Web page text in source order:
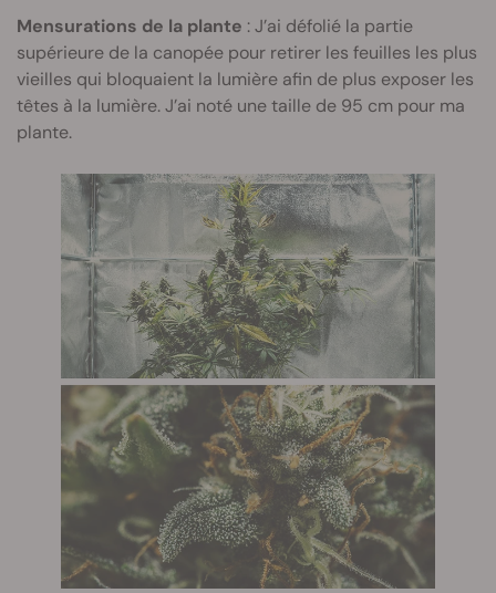
Mensurations de la plante : J’ai défolié la partie
supérieure de la canopée pour retirer les feuilles les plus
vieilles qui bloquaient la lumière afin de plus exposer les
têtes à la lumière. J’ai noté une taille de 95 cm pour ma
plante.